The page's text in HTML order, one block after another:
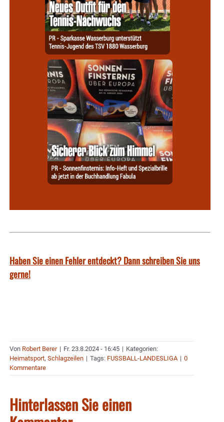
Haben Sie einen Fehler entdeckt? Dann schreiben Sie uns
gerne!
Von Robert Berer | Fr. 23.8.2024 - 16:45 | Kategorien:
Heimatsport, Schlagzeilen | Tags: FUSSBALL-LANDESLIGA | 0
Kommentare
Hinterlassen Sie einen